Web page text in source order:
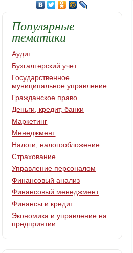
Популярные
тематики
Аудит
Бухгалтерский учет
Государственное
муниципальное управление
Гражданское право
Деньги, кредит, банки
Маркетинг
Менеджмент
Налоги, налогообложение
Страхование
Управление персоналом
Финансовый анализ
Финансовый менеджмент
Финансы и кредит
Экономика и управление на
предприятии